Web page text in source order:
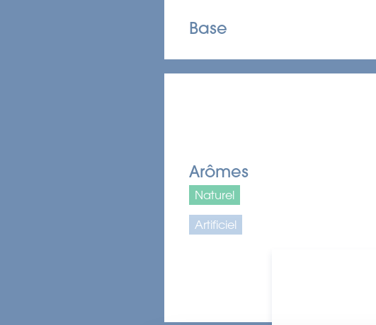
Base
Arômes
Naturel
Artificiel